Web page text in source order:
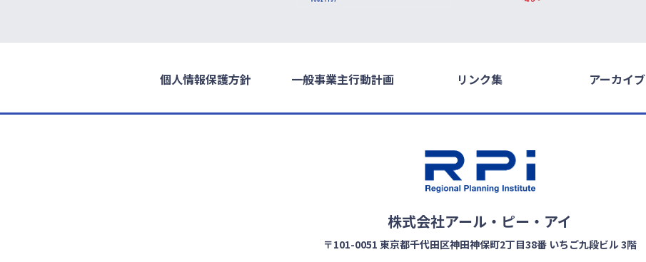
個人情報保護方針 一般事業主行動計画 リンク集 アーカイブ
株式会社アール・ピー・アイ
〒101-0051 東京都千代田区神田神保町2丁目38番 いちご九段ビル 3階